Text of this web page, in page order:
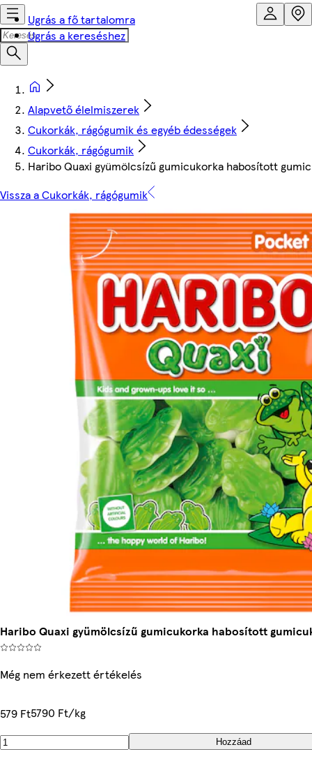
Ugrás a fő tartalomra
Ugrás a kereséshez
Alapvető élelmiszerek
Cukorkák, rágógumik és egyéb édességek
Cukorkák, rágógumik
Haribo Quaxi gyümölcsízű gumicukorka habosított
Vissza a Cukorkák, rágógumik
Haribo Quaxi gyümölcsízű gumicukorka habosított
Még nem érkezett értékelés
579 Ft5790 Ft/kg
Hozzáad